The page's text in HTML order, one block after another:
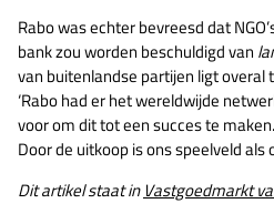
Rabo was echter bevreesd dat
bank zou worden beschuldigd van
van buitenlandse partijen ligt overal
‘Rabo had er het wereldwijde
voor om dit tot een succes te
Door de uitkoop is ons speelveld als
Dit artikel staat in Vastgoedmarkt